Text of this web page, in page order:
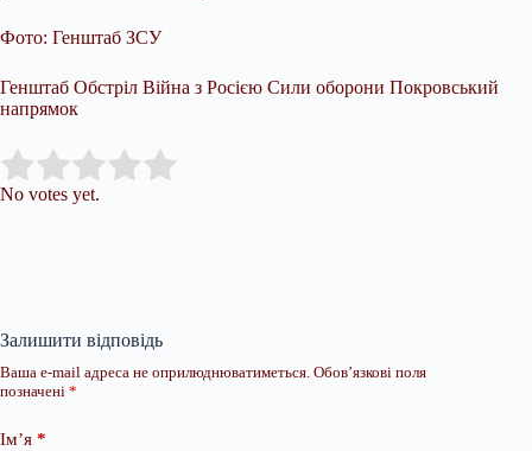
Фото: Генштаб ЗСУ
Генштаб Обстріл Війна з Росією Сили оборони Покровський
напрямок
Rate this item:
No votes yet.
Залишити відповідь
Ваша e-mail адреса не оприлюднюватиметься. Обов’язкові поля
позначені *
Ім’я *